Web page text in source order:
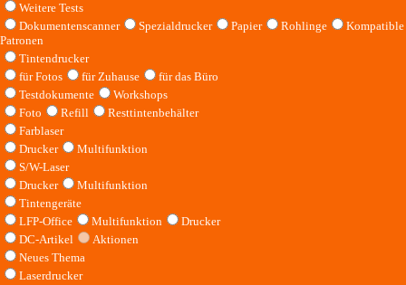
Weitere Tests
Dokumentenscanner
Spezialdrucker Papier Rohlinge
Kompatible
Patronen
Tintendrucker
für Fotos
für Zuhause
für das Büro
Testdokumente
Workshops
Foto
Refill
Resttintenbehälter
Farblaser
Drucker
Multifunktion
S/W-Laser
Drucker
Multifunktion
Tintengeräte
LFP-Office
Multifunktion
Drucker
DC-Artikel
Aktionen
Neues Thema
Laserdrucker